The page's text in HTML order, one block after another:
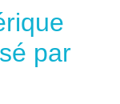
par